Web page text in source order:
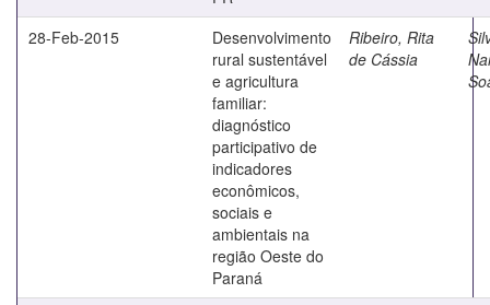
28-Feb-2015
Desenvolvimento
rural sustentável
e agricultura
familiar:
diagnóstico
participativo de
indicadores
econômicos,
sociais e
ambientais na
região Oeste do
Paraná
Ribeiro, Rita
de Cássia